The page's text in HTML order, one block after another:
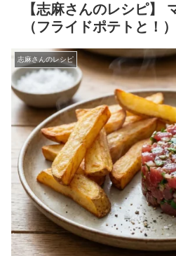
【志麻さんのレシピ】
（フライドポテトと！
志麻さんのレシピ